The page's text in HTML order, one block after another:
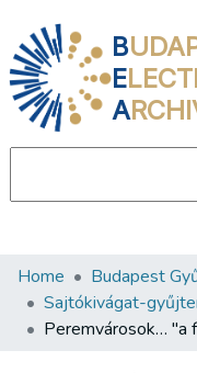
B
E
A
Communities &
All of DSpace
Home Budapest
Sajtókivágat-